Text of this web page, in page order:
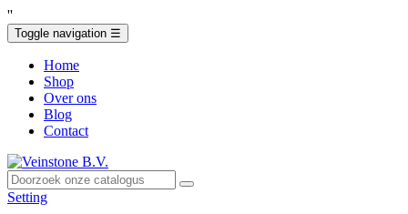
''
Toggle navigation ☰
Home
Shop
Over ons
Blog
Contact
Setting